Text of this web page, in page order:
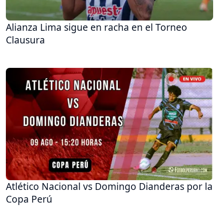
Alianza Lima sigue en racha en el Torneo
Clausura
Atlético Nacional vs Domingo Dianderas por la
Copa Perú